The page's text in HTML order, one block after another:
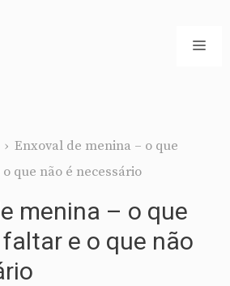
› Enxoval de menina – o que
que não é necessário
menina – o que
e o que não